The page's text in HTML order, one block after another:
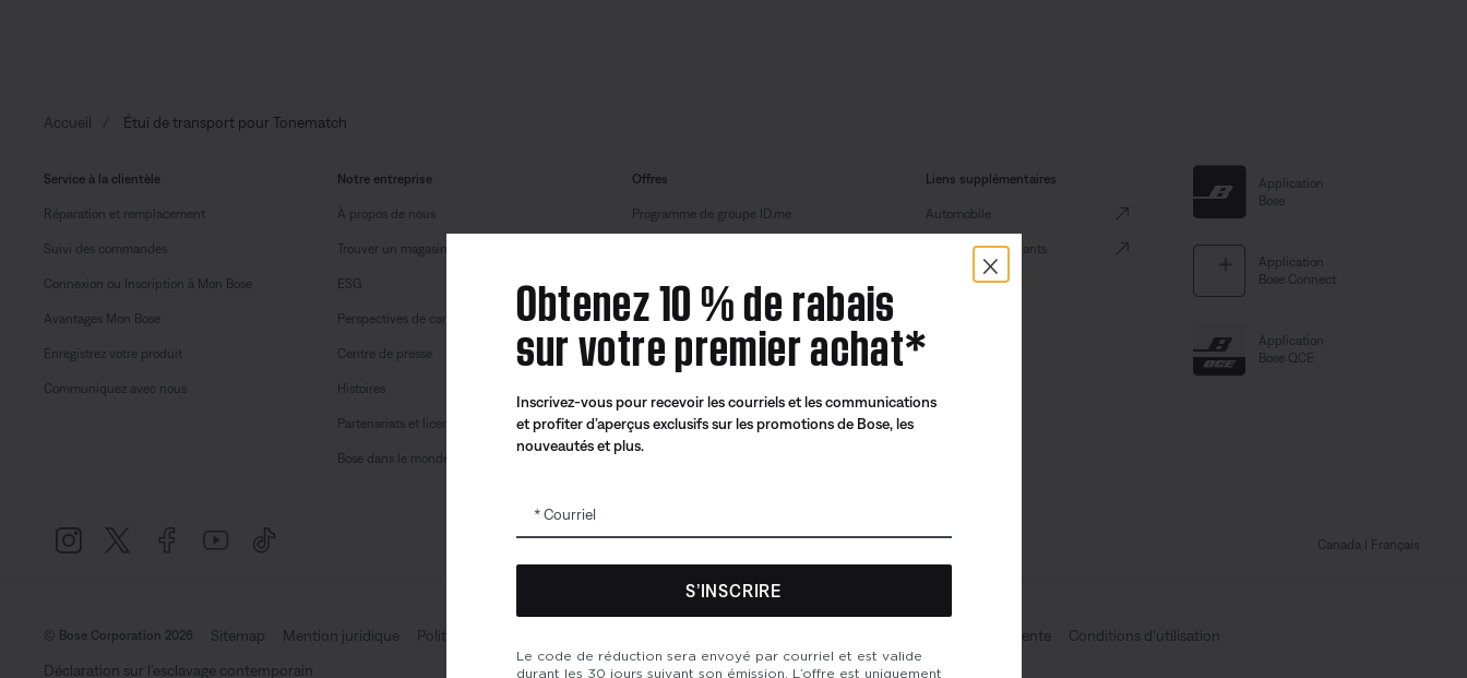
Accueil Étui de transport pour Tonematch
Service à la clientèle
Réparation et remplacement
Suivi des commandes
Connexion ou Inscription à Mon Bose
Avantages Mon Bose
Enregistrez votre produit
Communiquez avec nous
Notre entreprise
À propos de nous
Trouver un magasin
ESG
Perspectives de carrière
Centre de presse
Histoires
Partenariats et licences
Bose dans le monde
Offres
Programme de groupe ID.me
employés
Produits remis à neuf certifiés
Programme d’échange
Liens supplémentaires
Automobile
Portail des détaillants
Application
Bose
Application
Bose Connect
Application
Bose QCE
Canada | Français
© Bose Corporation 2026 Sitemap Mention juridique Politique de confidentialité Conditions générales de vente
Conditions d'utilisation
Déclaration sur l’esclavage contemporain
×
Obtenez 10 % de rabais
sur votre premier achat*
Inscrivez-vous pour recevoir les courriels et les communications
et profiter d’aperçus exclusifs sur les promotions de Bose, les
nouveautés et plus.
Courriel
S’INSCRIRE
Le code de réduction sera envoyé par courriel et est valide
durant les 30 jours suivant son émission. L’offre est uniquement